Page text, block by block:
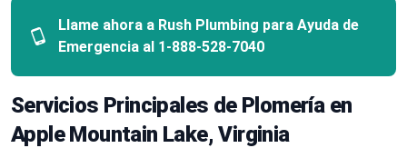
Llame ahora a Rush Plumbing para Ayuda de
Emergencia al 1-888-528-7040
Servicios Principales de Plomería en
Apple Mountain Lake, Virginia